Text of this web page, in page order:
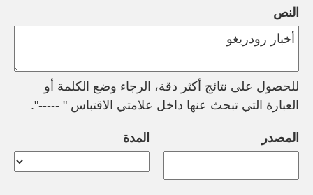
النص
للحصول على نتائج أكثر دقة، الرجاء وضع الكلمة أو
العبارة التي تبحث عنها داخل علامتي الاقتباس " -----".
المصدر المدة